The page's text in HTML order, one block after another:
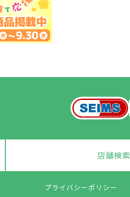
店舗検索
プライバシーポリシー